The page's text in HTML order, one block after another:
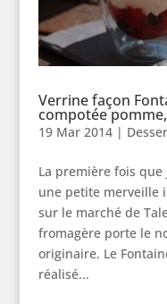
Verrine façon
compotée
19 Mar 2014|
La première fois que
une petite merveille
sur le marché de
fromagère porte le
originaire. Le
réalisé...